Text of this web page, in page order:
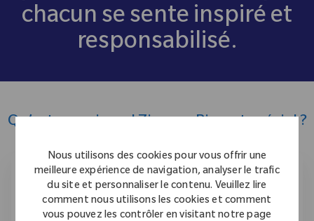
Nous utilisons des cookies pour vous offrir une
meilleure expérience de navigation, analyser le trafic
du site et personnaliser le contenu. Veuillez lire
comment nous utilisons les cookies et comment
vous pouvez les contrôler en visitant notre page
chacun se sente inspiré et
responsabilisé.
Qu’est-ce qui rend Zimmer Biomet spécial ?